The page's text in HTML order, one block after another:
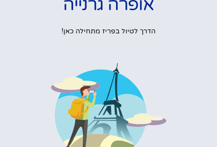
אופרה גרנייה
הדרך לטיול בפריז מתחילה כאן!